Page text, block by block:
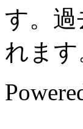
す。
れます